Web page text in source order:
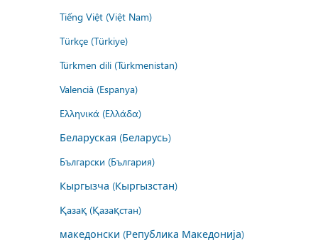
Tiếng Việt (Việt Nam)
Türkçe (Türkiye)
Türkmen dili (Türkmenistan)
Valencià (Espanya)
Ελληνικά (Ελλάδα)
Беларуская (Беларусь)
Български (България)
Кыргызча (Кыргызстан)
Қазақ (Қазақстан)
македонски (Република Македонија)